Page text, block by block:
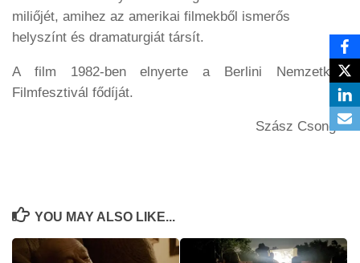
miliőjét, amihez az amerikai filmekből ismerős
helyszínt és dramaturgiát társít.
A film 1982-ben elnyerte a Berlini Nemzetközi
Filmfesztivál fődíját.
Szász Csongor
YOU MAY ALSO LIKE...